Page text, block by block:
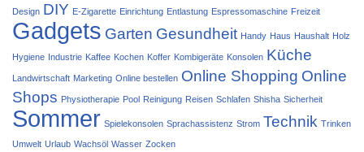
Design DIY E-Zigarette Einrichtung Entlastung Espressomaschine Freizeit
Gadgets Garten Gesundheit Handy Haus Haushalt Holz
Hygiene Industrie Kaffee Kochen Koffer Kombigeräte Konsolen Küche
Landwirtschaft Marketing Online bestellen Online Shopping Online
Shops Physiotherapie Pool Reinigung Reisen Schlafen Shisha Sicherheit
Sommer Spielekonsolen Sprachassistenz Strom Technik Trinken
Umwelt Urlaub Wachsöl Wasser Zocken